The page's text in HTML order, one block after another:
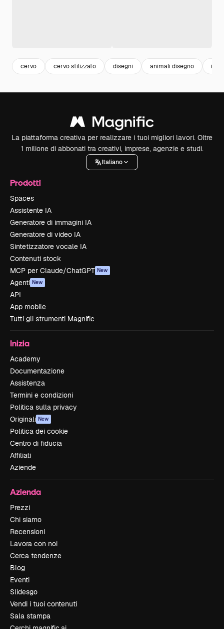
cervo cervo stilizzato disegni animali disegno
La piattaforma creativa per realizzare i tuoi migliori lavori. Oltre
1 milione di abbonati tra creativi, imprese, agenzie e studi.
Italiano
Prodotti
Spaces
Assistente IA
Generatore di immagini IA
Generatore di video IA
Sintetizzatore vocale IA
Contenuti stock
MCP per Claude/ChatGPT New
Agenti New
API
App mobile
Tutti gli strumenti Magnific
Inizia
Academy
Documentazione
Assistenza
Termini e condizioni
Politica sulla privacy
Originali New
Politica dei cookie
Centro di fiducia
Affiliati
Aziende
Azienda
Prezzi
Chi siamo
Recensioni
Lavora con noi
Cerca tendenze
Blog
Eventi
Slidesgo
Vendi i tuoi contenuti
Sala stampa